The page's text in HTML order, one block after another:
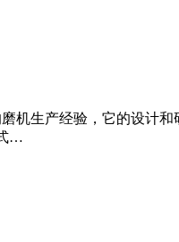
机生产经验，它的设计
…